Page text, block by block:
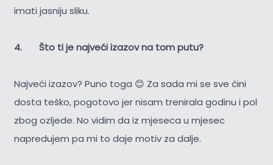
imati jasniju sliku.
4. Što ti je najveći izazov na tom putu?
Najveći izazov? Puno toga 😊 Za sada mi se sve čini
dosta teško, pogotovo jer nisam trenirala godinu i pol
zbog ozljede. No vidim da iz mjeseca u mjesec
napredujem pa mi to daje motiv za dalje.